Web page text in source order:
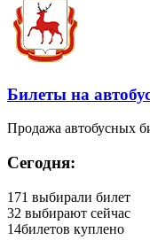
Билеты на
Продажа автобусных
Сегодня:
171 выбирали билет
32 выбирают сейчас
14билетов куплено